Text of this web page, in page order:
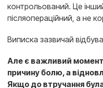
контрольований. Це
післяопераційний, а не
Виписка зазвичай
Але є важливий
причину болю, а
Якщо до втручання була